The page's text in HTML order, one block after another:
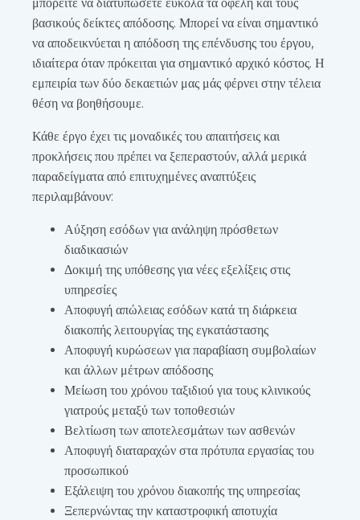
μπορείτε να διατυπώσετε εύκολα τα οφέλη και τους
βασικούς δείκτες απόδοσης. Μπορεί να είναι σημαντικό
να αποδεικνύεται η απόδοση της επένδυσης του έργου,
ιδιαίτερα όταν πρόκειται για σημαντικό αρχικό κόστος. Η
εμπειρία των δύο δεκαετιών μας μάς φέρνει στην τέλεια
θέση να βοηθήσουμε.
Κάθε έργο έχει τις μοναδικές του απαιτήσεις και
προκλήσεις που πρέπει να ξεπεραστούν, αλλά μερικά
παραδείγματα από επιτυχημένες αναπτύξεις
περιλαμβάνουν:
Αύξηση εσόδων για ανάληψη πρόσθετων
διαδικασιών
Δοκιμή της υπόθεσης για νέες εξελίξεις στις
υπηρεσίες
Αποφυγή απώλειας εσόδων κατά τη διάρκεια
διακοπής λειτουργίας της εγκατάστασης
Αποφυγή κυρώσεων για παραβίαση συμβολαίων
και άλλων μέτρων απόδοσης
Μείωση του χρόνου ταξιδιού για τους κλινικούς
γιατρούς μεταξύ των τοποθεσιών
Βελτίωση των αποτελεσμάτων των ασθενών
Αποφυγή διαταραχών στα πρότυπα εργασίας του
προσωπικού
Εξάλειψη του χρόνου διακοπής της υπηρεσίας
Ξεπερνώντας την καταστροφική αποτυχία